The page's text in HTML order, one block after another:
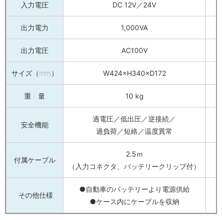
入力電圧 DC 12V／24V
出力電力 1,000VA
出力電圧 AC100V
サイズ（mm） W424×H340×D172
重 量 10 kg
安全機能
過電圧／低出圧／逆接続／
過負荷／短絡／温度異常
付属ケーブル
2.5ｍ
（入力コネクタ、バッテリークリップ付）
その他仕様
●自動車のバッテリーより電源供給
●ケース内にケーブルを収納